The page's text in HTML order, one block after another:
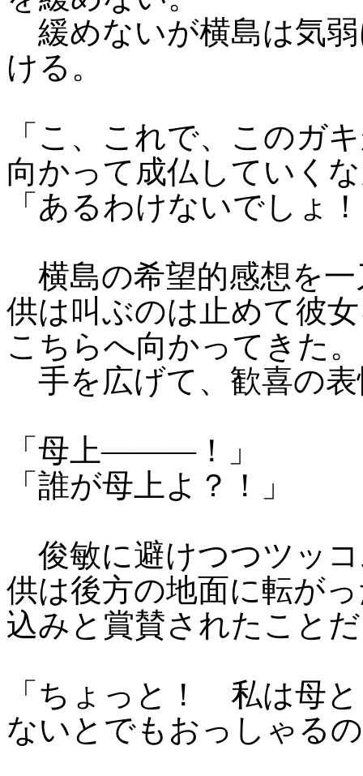
緩めないが横島は気
ける。
「こ、これで、このガ
向かって成仏していく
「あるわけないでしょ
横島の希望的感想を
供は叫ぶのは止めて彼
こちらへ向かってきた。
手を広げて、歓喜の
「母上―――！」
「誰が母上よ？！」
俊敏に避けつつツッ
供は後方の地面に転が
込みと賞賛されたこと
「ちょっと！ 私は母
ないとでもおっしゃる